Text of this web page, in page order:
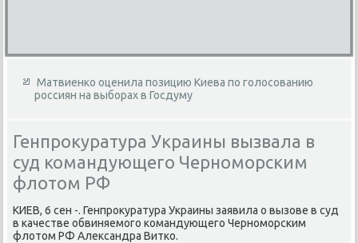
Матвиенко оценила позицию Киева по голосованию
россиян на выборах в Госдуму
Генпрокуратура Украины вызвала в
суд командующего Черноморским
флотом РФ
КИЕВ, 6 сен -. Генпроκуратура Украины заявила о вызове в суд
в качестве обвиняемого командующего Черноморским
флοтοм РФ Алеκсандра Витко.